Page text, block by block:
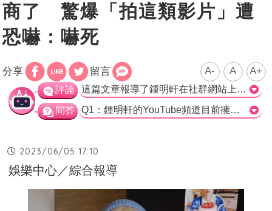
商了 驚爆「拍這類影片」遭
恐嚇：嚇死
分享 留言 A- A A+
評論 這篇文章報導了鍾明軒在社群網站上與粉絲互動的情況，並透露了鍾明軒頻道長達3週沒有更新的原因。從文章中可以看出，鍾明軒在創作過程中面臨的挑戰包括與廠商的關係及個人工作壓力等。他也提及想要平衡自己的頻道內容，以避免惹怒廠商並引發不必要的麻煩。顯然，鍾明軒非常用心創作影片，並深知自己的責任和影響力。然而，他也承認自己面臨著不小的壓力和挑戰。希望他能夠順利克服困難，並繼續帶給觀眾更多有價值、有深度的影片內容。>
問答 Q1：鍾明軒的YouTube頻道目前擁有多少訂閱數？ A：超過109萬訂閱。 Q2：根據鍾明軒在限時動態上的問答，網友認為最理想的更新頻率是？ A：一週一次。 Q3：鍾明軒為何會做出平衡「靠北廠商」和「讚美廠商」的系列？ A：因為曾經惹怒廠商，還遭到恐嚇的情景。
2023/06/05 17:10
娛樂中心／綜合報導